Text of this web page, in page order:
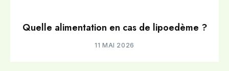
Quelle alimentation en cas de lipoedème ?
11 MAI 2026